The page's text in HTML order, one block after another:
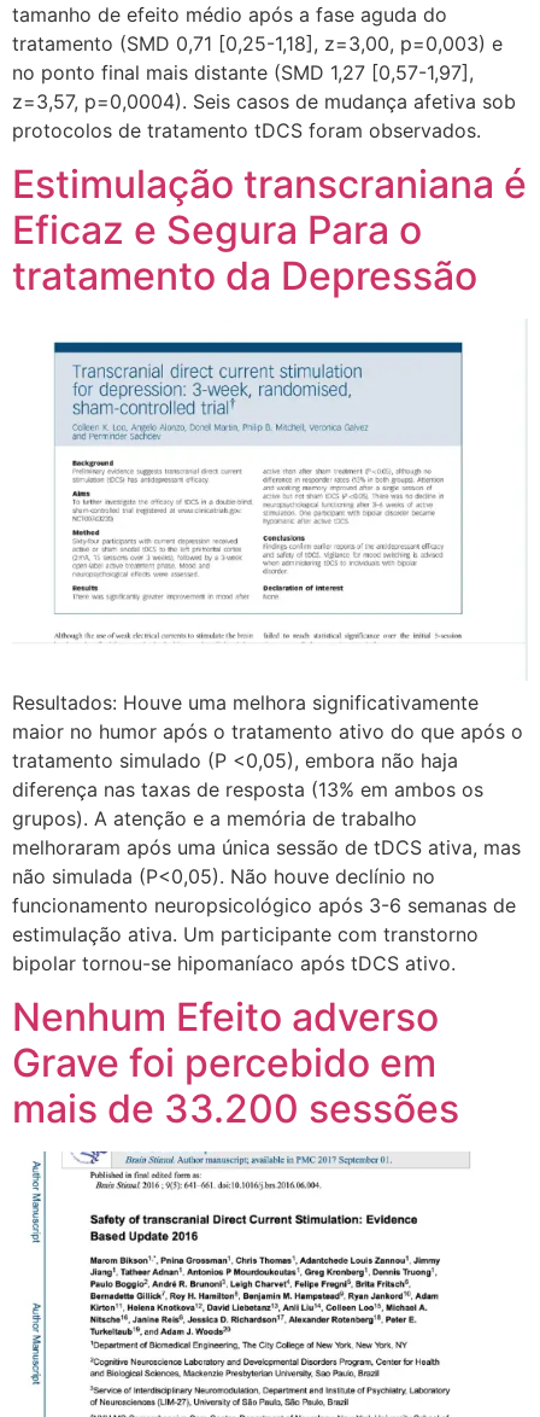
tamanho de efeito médio após a fase aguda do
tratamento (SMD 0,71 [0,25-1,18], z=3,00, p=0,003) e
no ponto final mais distante (SMD 1,27 [0,57-1,97],
z=3,57, p=0,0004). Seis casos de mudança afetiva sob
protocolos de tratamento tDCS foram observados.
Estimulação transcraniana é
Eficaz e Segura Para o
tratamento da Depressão
Resultados: Houve uma melhora significativamente
maior no humor após o tratamento ativo do que após o
tratamento simulado (P <0,05), embora não haja
diferença nas taxas de resposta (13% em ambos os
grupos). A atenção e a memória de trabalho
melhoraram após uma única sessão de tDCS ativa, mas
não simulada (P<0,05). Não houve declínio no
funcionamento neuropsicológico após 3-6 semanas de
estimulação ativa. Um participante com transtorno
bipolar tornou-se hipomaníaco após tDCS ativo.
Nenhum Efeito adverso
Grave foi percebido em
mais de 33.200 sessões